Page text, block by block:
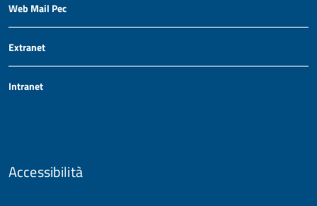
Web Mail Pec
Extranet
Intranet
Accessibilità